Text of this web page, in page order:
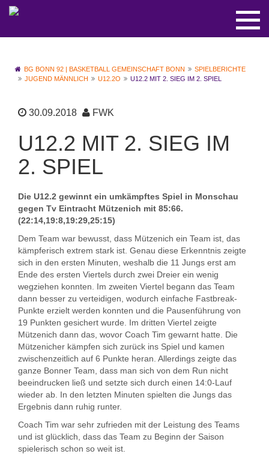
BG BONN 92 | BASKETBALL GEMEINSCHAFT BONN
SPIELBERICHTE
JUGEND MÄNNLICH
U12.2O U12.2 MIT 2. SIEG IM 2. SPIEL
30.09.2018 FWK
U12.2 MIT 2. SIEG IM
2. SPIEL
Die U12.2 gewinnt ein umkämpftes Spiel in Monschau
gegen Tv Eintracht Mützenich mit 85:66.
(22:14,19:8,19:29,25:15)
Dem Team war bewusst, dass Mützenich ein Team ist, das
kämpferisch extrem stark ist. Genau diese Erkenntnis zeigte
sich in den ersten Minuten, weshalb die 11 Jungs erst am
Ende des ersten Viertels durch zwei Dreier ein wenig
wegziehen konnten. Im zweiten Viertel begann das Team
dann besser zu verteidigen, wodurch einfache Fastbreak-
Punkte erzielt werden konnten und die Pausenführung von
19 Punkten gesichert wurde. Im dritten Viertel zeigte
Mützenich dann das, wovor Coach Tim gewarnt hatte. Die
Mützenicher kämpfen sich zurück ins Spiel und kamen
zwischenzeitlich auf 6 Punkte heran. Allerdings zeigte das
ganze Bonner Team, dass man sich von dem Run nicht
beeindrucken ließ und setzte sich durch einen 14:0-Lauf
wieder ab. In den letzten Minuten spielten die Jungs das
Ergebnis dann ruhig runter.
Coach Tim war sehr zufrieden mit der Leistung des Teams
und ist glücklich, dass das Team zu Beginn der Saison
spielerisch schon so weit ist.